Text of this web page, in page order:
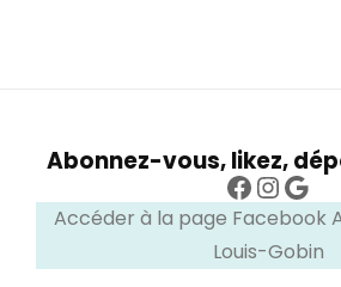
Abonnez-vous, likez,
Accéder à la page Facebook
Louis-Gobin